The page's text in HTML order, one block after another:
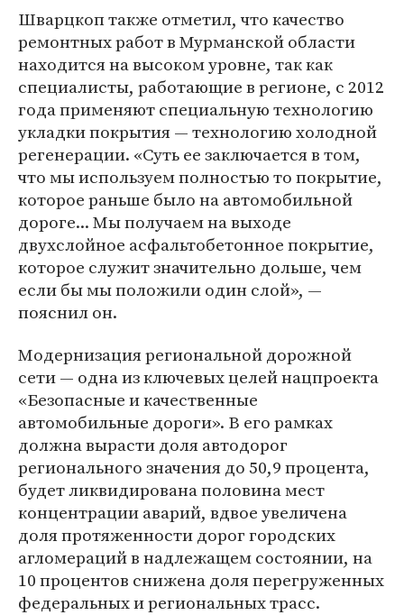
Шварцкоп также отметил, что качество
ремонтных работ в Мурманской области
находится на высоком уровне, так как
специалисты, работающие в регионе, с 2012
года применяют специальную технологию
укладки покрытия — технологию холодной
регенерации. «Суть ее заключается в том,
что мы используем полностью то покрытие,
которое раньше было на автомобильной
дороге... Мы получаем на выходе
двухслойное асфальтобетонное покрытие,
которое служит значительно дольше, чем
если бы мы положили один слой», —
пояснил он.
Модернизация региональной дорожной
сети — одна из ключевых целей нацпроекта
«Безопасные и качественные
автомобильные дороги». В его рамках
должна вырасти доля автодорог
регионального значения до 50,9 процента,
будет ликвидирована половина мест
концентрации аварий, вдвое увеличена
доля протяженности дорог городских
агломераций в надлежащем состоянии, на
10 процентов снижена доля перегруженных
федеральных и региональных трасс.